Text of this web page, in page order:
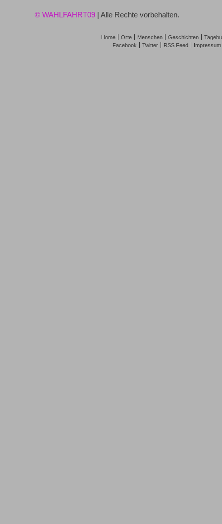
© WAHLFAHRT09 | Alle Rechte vorbehalten.
Home Orte Menschen Geschichten
Facebook
Twitter RSS Feed Impressum